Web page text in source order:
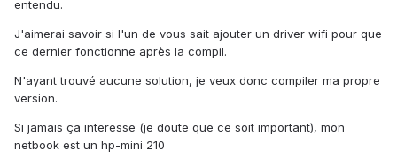
entendu.
J'aimerai savoir si l'un de vous sait ajouter un driver wifi pour que
ce dernier fonctionne après la compil.
N'ayant trouvé aucune solution, je veux donc compiler ma propre
version.
Si jamais ça interesse (je doute que ce soit important), mon
netbook est un hp-mini 210